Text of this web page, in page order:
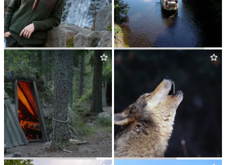
BUSHCRAFT­CEN­TER STRÖMSHOLMS KANAL